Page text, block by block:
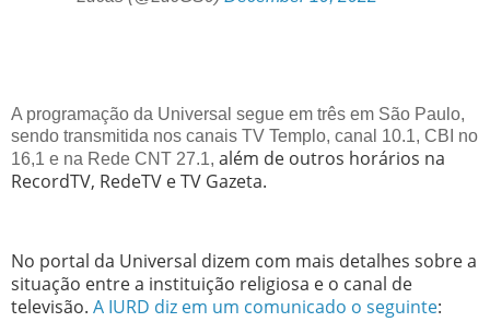
A programação da Universal segue em três em São Paulo,
sendo transmitida nos canais TV Templo, canal 10.1, CBI no
16,1 e na Rede CNT 27.1, além de outros horários na
RecordTV, RedeTV e TV Gazeta.
No portal da Universal dizem com mais detalhes sobre a
situação entre a instituição religiosa e o canal de
televisão. A IURD diz em um comunicado o seguinte: